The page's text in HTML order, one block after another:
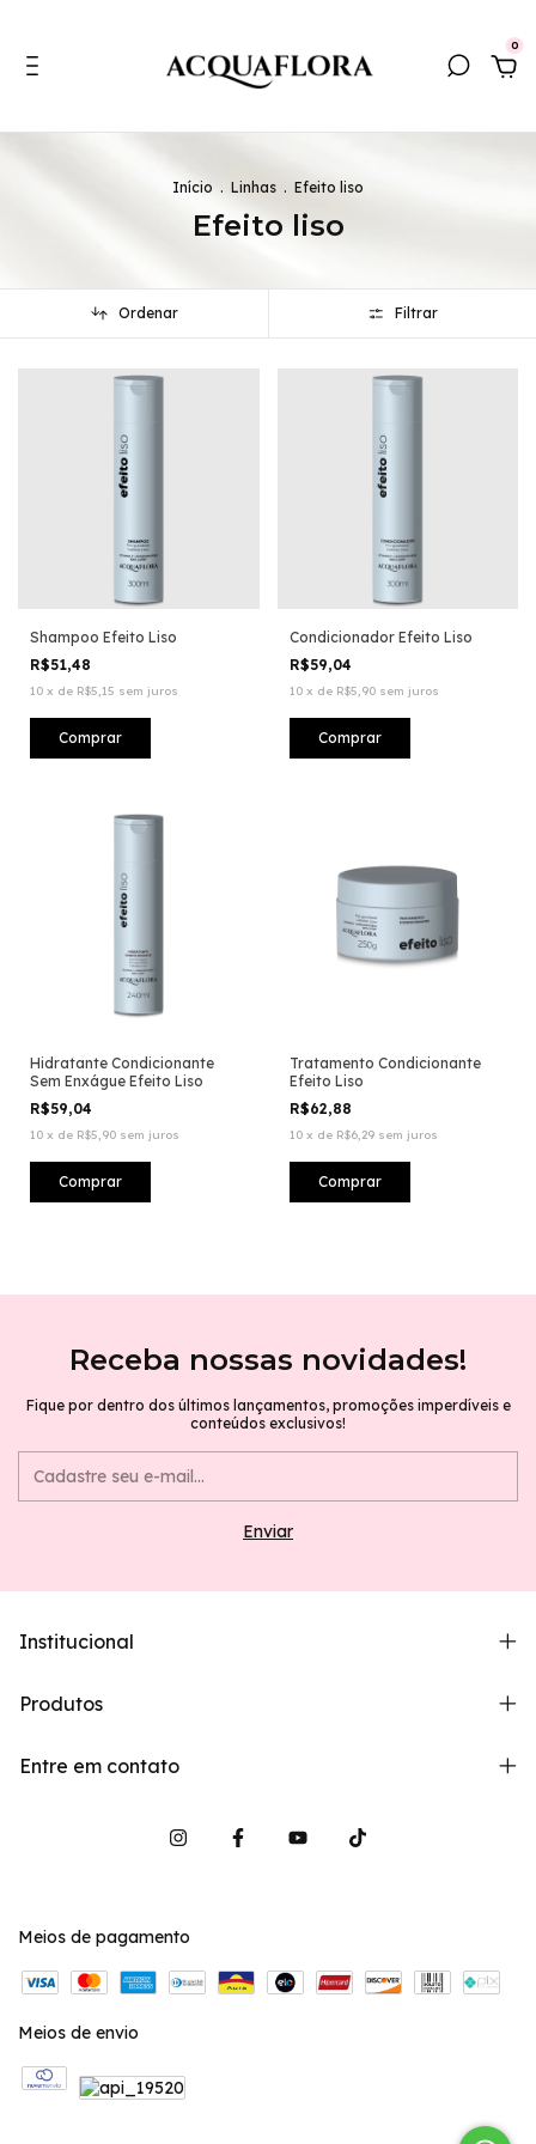
0
Início . Linhas . Efeito liso
Efeito liso
Ordenar Filtrar
Shampoo Efeito Liso
R$51,48
10 x de R$5,15 sem juros
Condicionador Efeito Liso
R$59,04
10 x de R$5,90 sem juros
Hidratante Condicionante
Sem Enxágue Efeito Liso
R$59,04
10 x de R$5,90 sem juros
Tratamento Condicionante
Efeito Liso
R$62,88
10 x de R$6,29 sem juros
Receba nossas novidades!
Fique por dentro dos últimos lançamentos, promoções imperdíveis e
conteúdos exclusivos!
Institucional
Produtos
Entre em contato
Meios de pagamento
Meios de envio